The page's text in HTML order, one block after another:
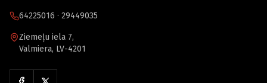
64225016 · 29449035
Ziemeļu iela 7,
Valmiera, LV-4201